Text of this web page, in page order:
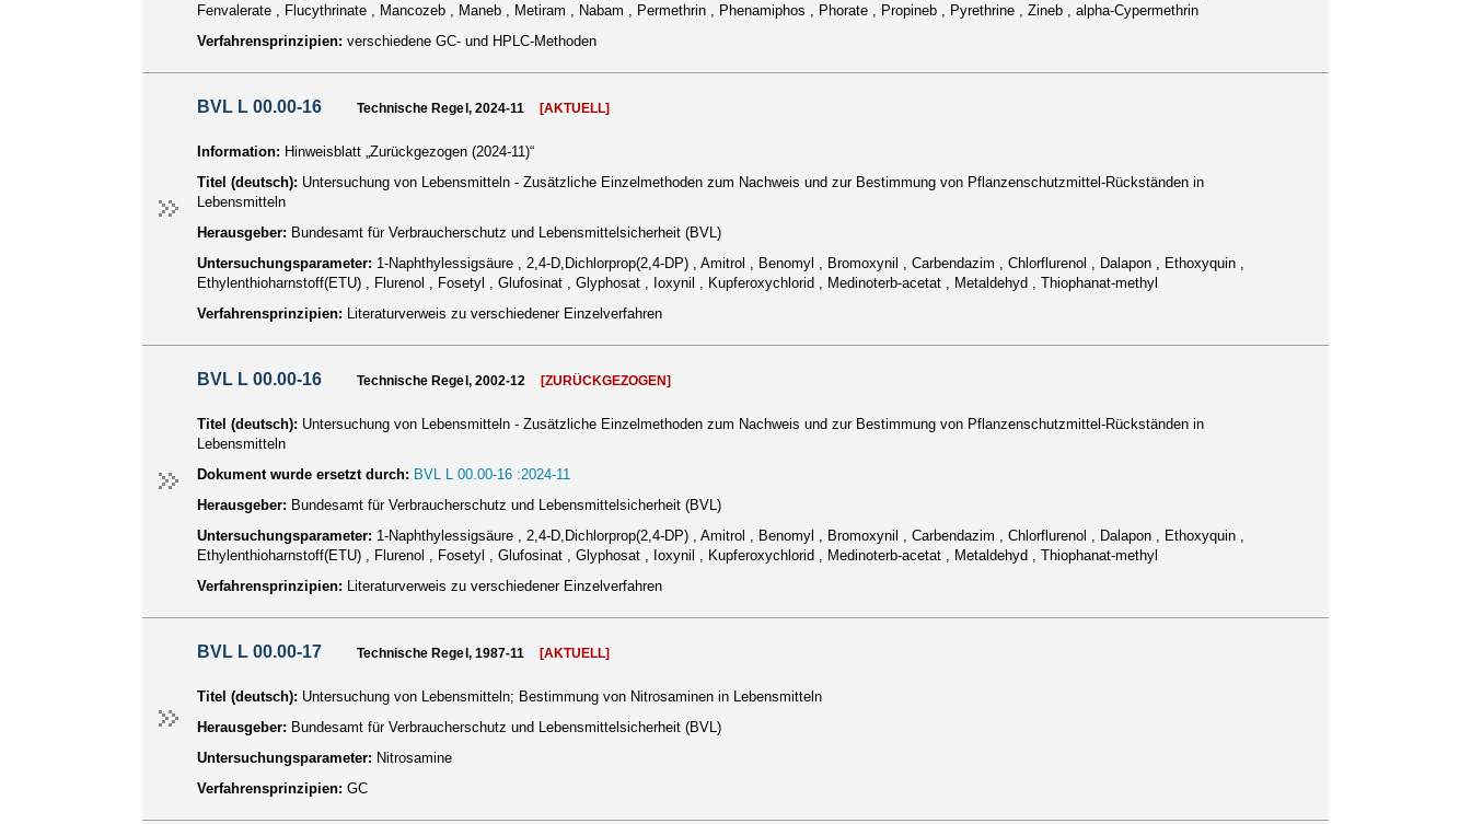
Fenvalerate , Flucythrinate , Mancozeb , Maneb , Metiram , Nabam , Permethrin , Phenamiphos , Phorate , Propineb , Pyrethrine , Zineb , alpha-Cypermethrin
Verfahrensprinzipien: verschiedene GC- und HPLC-Methoden
BVL L 00.00-16 Technische Regel, 2024-11 [AKTUELL]
Information: Hinweisblatt „Zurückgezogen (2024-11)“
Titel (deutsch): Untersuchung von Lebensmitteln - Zusätzliche Einzelmethoden zum Nachweis und zur Bestimmung von Pflanzenschutzmittel-Rückständen in
Lebensmitteln
Herausgeber: Bundesamt für Verbraucherschutz und Lebensmittelsicherheit (BVL)
Untersuchungsparameter: 1-Naphthylessigsäure , 2,4-D,Dichlorprop(2,4-DP) , Amitrol , Benomyl , Bromoxynil , Carbendazim , Chlorflurenol , Dalapon , Ethoxyquin ,
Ethylenthioharnstoff(ETU) , Flurenol , Fosetyl , Glufosinat , Glyphosat , Ioxynil , Kupferoxychlorid , Medinoterb-acetat , Metaldehyd , Thiophanat-methyl
Verfahrensprinzipien: Literaturverweis zu verschiedener Einzelverfahren
BVL L 00.00-16 Technische Regel, 2002-12 [ZURÜCKGEZOGEN]
Titel (deutsch): Untersuchung von Lebensmitteln - Zusätzliche Einzelmethoden zum Nachweis und zur Bestimmung von Pflanzenschutzmittel-Rückständen in
Lebensmitteln
Dokument wurde ersetzt durch: BVL L 00.00-16 :2024-11
Herausgeber: Bundesamt für Verbraucherschutz und Lebensmittelsicherheit (BVL)
Untersuchungsparameter: 1-Naphthylessigsäure , 2,4-D,Dichlorprop(2,4-DP) , Amitrol , Benomyl , Bromoxynil , Carbendazim , Chlorflurenol , Dalapon , Ethoxyquin ,
Ethylenthioharnstoff(ETU) , Flurenol , Fosetyl , Glufosinat , Glyphosat , Ioxynil , Kupferoxychlorid , Medinoterb-acetat , Metaldehyd , Thiophanat-methyl
Verfahrensprinzipien: Literaturverweis zu verschiedener Einzelverfahren
BVL L 00.00-17 Technische Regel, 1987-11 [AKTUELL]
Titel (deutsch): Untersuchung von Lebensmitteln; Bestimmung von Nitrosaminen in Lebensmitteln
Herausgeber: Bundesamt für Verbraucherschutz und Lebensmittelsicherheit (BVL)
Untersuchungsparameter: Nitrosamine
Verfahrensprinzipien: GC